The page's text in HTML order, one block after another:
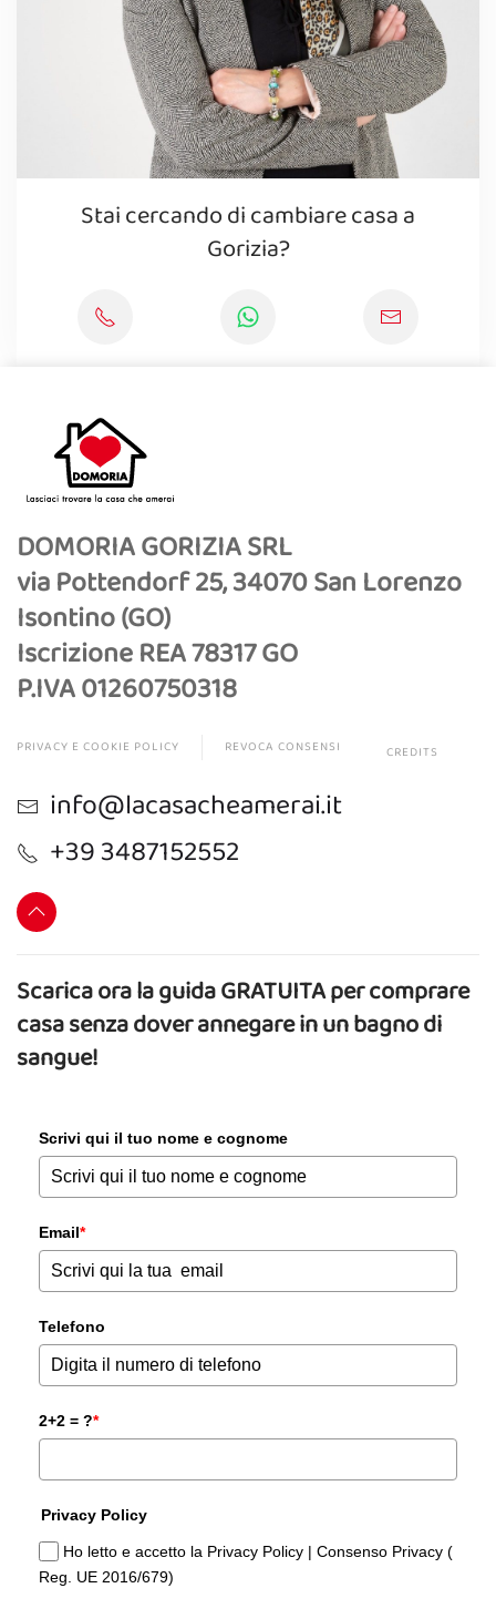
Stai cercando di cambiare casa a
Gorizia?
DOMORIA GORIZIA SRL
via Pottendorf 25, 34070 San Lorenzo
Isontino (GO)
Iscrizione REA 78317 GO
P.IVA 01260750318
PRIVACY E COOKIE POLICY REVOCA CONSENSI CREDITS
info@lacasacheamerai.it
+39 3487152552
Scarica ora la guida GRATUITA per comprare
casa senza dover annegare in un bagno di
sangue!
Scrivi qui il tuo nome e cognome
Email*
Telefono
2+2 = ?*
Privacy Policy
Ho letto e accetto la Privacy Policy | Consenso Privacy (
Reg. UE 2016/679)